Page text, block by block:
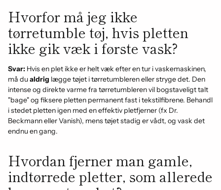
Hvorfor må jeg ikke
tørretumble tøj, hvis pletten
ikke gik væk i første vask?
Svar: Hvis en plet ikke er helt væk efter en tur i vaskemaskinen,
må dualdrig lægge tøjet i tørretumbleren eller stryge det. Den
intense og direkte varme fra tørretumbleren vil bogstaveligt talt
"bage" og fiksere pletten permanent fast i tekstilfibrene. Behandl
i stedet pletten igen med en effektiv pletfjerner (fx Dr.
Beckmann eller Vanish), mens tøjet stadig er vådt, og vask det
endnu en gang.
Hvordan fjerner man gamle,
indtørrede pletter, som allerede